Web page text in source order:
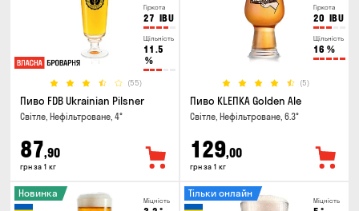
Гіркота
27 IBU
Щільність
11.5
%
(55)
Пиво FDB Ukrainian Pilsner
Світле, Нефільтроване, 4°
87,90
грн за 1 кг
Гіркота
20 IBU
Щільність
16 %
(5)
Пиво KLEПКА Golden Ale
Світле, Нефільтроване, 6.3°
129,00
грн за 1 кг
Міцність
Новинка
Міцність
Тільки онлайн